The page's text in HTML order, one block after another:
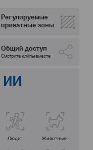
Регулируемые
приватные зоны
Общий доступ
Смотрите клипы вместе
ИИ
Люди Животные